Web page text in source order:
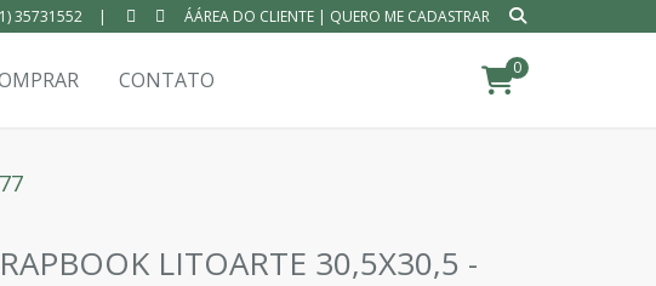
35731552 | ÁÁREA DO CLIENTE | QUERO ME CADASTRAR
0
CONTATO
LITOARTE 30,5X30,5 -